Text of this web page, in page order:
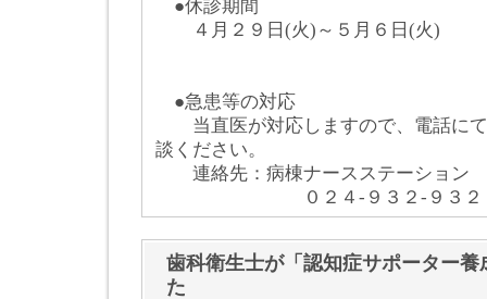
●休診期間
４月２９日(火)～５月６日(火)
●急患等の対応
当直医が対応しますので、電話に
談ください。
連絡先：病棟ナースステーション
０２４-９３２-９３２８
歯科衛生士が「認知症サポーター
た